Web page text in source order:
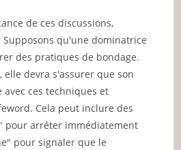
de ces discussions,
qu'une dominatrice
des pratiques de bondage.
elle devra s'assurer que son
ces techniques et
Cela peut inclure des
pour arrêter immédiatement
pour signaler que le